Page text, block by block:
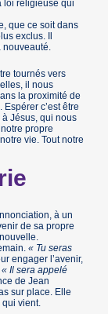
loi religieuse qui
que ce soit dans
exclus. Il
tournés vers
il nous
la proximité de
Espérer c’est être
Jésus, qui nous
propre
vie. Tout notre
à un
de sa propre
« Tu seras
engager l’avenir,
« Il sera appelé
de Jean
sur place. Elle
vient.